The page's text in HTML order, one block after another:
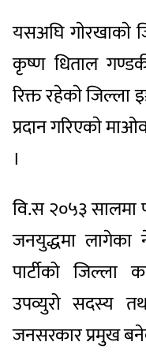
यसअघि गाेरखाकाे
कृष्ण धिताल
रिक्त रहेकाे जिल्ला
प्रदान गरिएकाे
।
वि.स २०५३ सालमा
जनयुद्धमा
पार्टीको जिल्ला
उपव्युरो सदस्य
जनसरकार प्रमुख